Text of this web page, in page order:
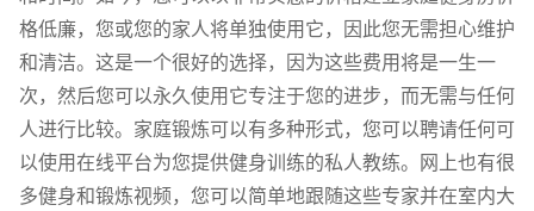
格低廉，您或您的家人将单独使用它，因此您无需担心维护
和清洁。这是一个很好的选择，因为这些费用将是一生一
次，然后您可以永久使用它专注于您的进步，而无需与任何
人进行比较。家庭锻炼可以有多种形式，您可以聘请任何可
以使用在线平台为您提供健身训练的私人教练。网上也有很
多健身和锻炼视频，您可以简单地跟随这些专家并在室内大